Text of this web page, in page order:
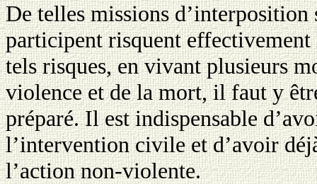
De telles missions
participent risquent effectivement
tels risques, en vivant plusieurs
violence et de la mort, il faut y
préparé. Il est indispensable
l’intervention civile et d’avoir
l’action non-violente.